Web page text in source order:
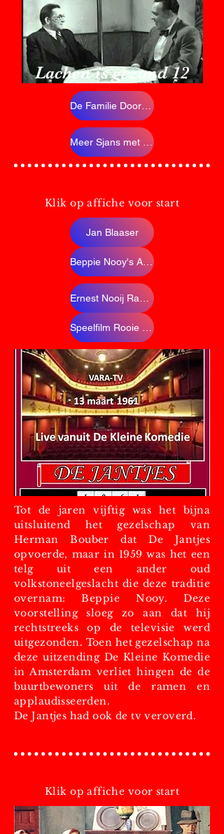
Lachen is gezond 12
Klik op affiche voor start
Jan Blaaser
Tot de jaren vijftig was het bijna
uitsluitend het gezelschap van
Herman Bouber dat De Jantjes
opvoerde, maar in 1959 was het een
telg uit een ander oud
volkstoneelgeslacht die deze traditie
overnam: Beppie Nooy. Deze
voorstelling sloeg zo aan dat hij
rechtstreeks op de televisie werd
uitgezonden. Toen het gezelschap na
deze uitzending De Kleine Komedie
in Amsterdam verliet hingen de de
buurtbewoners uit de ramen en
applaudisseerden.
De Jantjes had ook de tv veroverd.
Klik op affiche voor start